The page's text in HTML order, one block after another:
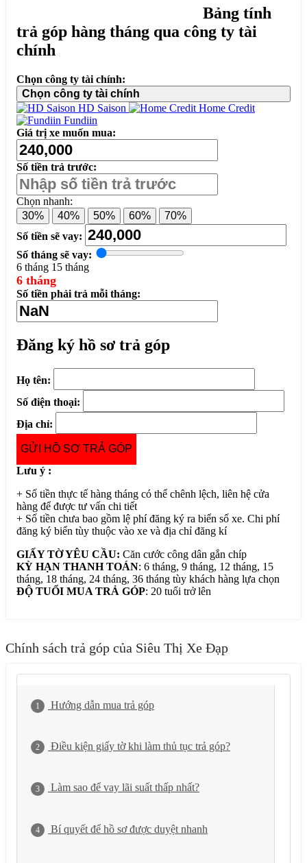
Bảng tính
trả góp hàng tháng qua công ty tài
chính
Chọn công ty tài chính:
Chọn công ty tài chính
HD Saison
Home Credit
Fundiin
Giá trị xe muốn mua:
Số tiền trả trước:
Chọn nhanh:
30%
40% 50% 60%
70%
Số tiền sẽ vay:
Số tháng sẽ vay:
6 tháng 15 tháng
6 tháng
Số tiền phải trả mỗi tháng:
Đăng ký hồ sơ trả góp
Họ tên:
Số điện thoại:
Địa chỉ:
GỬI HỒ SƠ TRẢ GÓP
Lưu ý :
+ Số tiền thực tế hàng tháng có thể chênh lệch, liên hệ cửa
hàng để được tư vấn chi tiết
+ Số tiền chưa bao gồm lệ phí đăng ký ra biển số xe. Chi phí
đăng ký biển tùy thuộc vào xe và địa chỉ đăng kí
GIẤY TỜ YÊU CẦU: Căn cước công dân gắn chíp
KỲ HẠN THANH TOÁN: 6 tháng, 9 tháng, 12 tháng, 15
tháng, 18 tháng, 24 tháng, 36 tháng tùy khách hàng lựa chọn
ĐỘ TUỔI MUA TRẢ GÓP: 20 tuổi trở lên
Chính sách trả góp của Siêu Thị Xe Đạp
1 Hướng dẫn mua trả góp
2 Điều kiện giấy tờ khi làm thủ tục trả góp?
3 Làm sao để vay lãi suất thấp nhất?
4 Bí quyết để hồ sơ được duyệt nhanh